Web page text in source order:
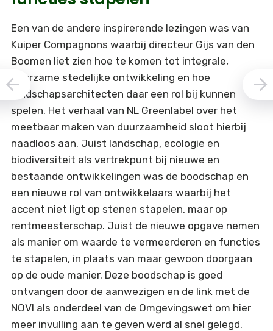
Een van de andere inspirerende lezingen was van
Kuiper Compagnons waarbij directeur Gijs van den
Boomen liet zien hoe te komen tot integrale,
duurzame stedelijke ontwikkeling en hoe
landschapsarchitecten daar een rol bij kunnen
spelen. Het verhaal van NL Greenlabel over het
meetbaar maken van duurzaamheid sloot hierbij
naadloos aan. Juist landschap, ecologie en
biodiversiteit als vertrekpunt bij nieuwe en
bestaande ontwikkelingen was de boodschap en
een nieuwe rol van ontwikkelaars waarbij het
accent niet ligt op stenen stapelen, maar op
rentmeesterschap. Juist de nieuwe opgave nemen
als manier om waarde te vermeerderen en functies
te stapelen, in plaats van maar gewoon doorgaan
op de oude manier. Deze boodschap is goed
ontvangen door de aanwezigen en de link met de
NOVI als onderdeel van de Omgevingswet om hier
meer invulling aan te geven werd al snel gelegd.